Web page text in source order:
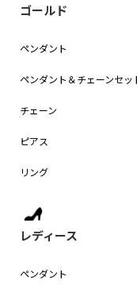
ゴールド
ペンダント
ペンダント＆チェーンセッ
チェーン
ピアス
リング
レディース
ペンダント